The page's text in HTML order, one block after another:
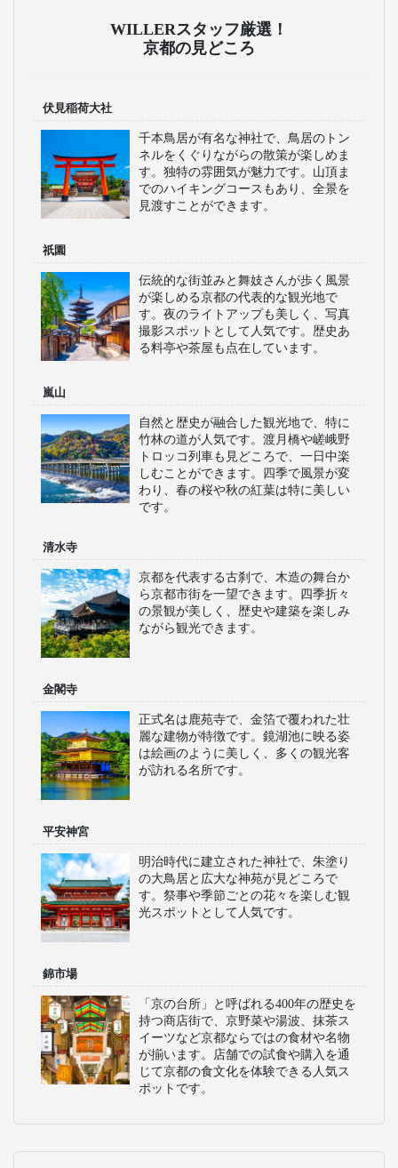
WILLERスタッフ厳選！
京都の見どころ
伏見稲荷大社
千本鳥居が有名な神社で、鳥居のトン
ネルをくぐりながらの散策が楽しめま
す。独特の雰囲気が魅力です。山頂ま
でのハイキングコースもあり、全景を
見渡すことができます。
祇園
伝統的な街並みと舞妓さんが歩く風景
が楽しめる京都の代表的な観光地で
す。夜のライトアップも美しく、写真
撮影スポットとして人気です。歴史あ
る料亭や茶屋も点在しています。
嵐山
自然と歴史が融合した観光地で、特に
竹林の道が人気です。渡月橋や嵯峨野
トロッコ列車も見どころで、一日中楽
しむことができます。四季で風景が変
わり、春の桜や秋の紅葉は特に美しい
です。
清水寺
京都を代表する古刹で、木造の舞台か
ら京都市街を一望できます。四季折々
の景観が美しく、歴史や建築を楽しみ
ながら観光できます。
金閣寺
正式名は鹿苑寺で、金箔で覆われた壮
麗な建物が特徴です。鏡湖池に映る姿
は絵画のように美しく、多くの観光客
が訪れる名所です。
平安神宮
明治時代に建立された神社で、朱塗り
の大鳥居と広大な神苑が見どころで
す。祭事や季節ごとの花々を楽しむ観
光スポットとして人気です。
錦市場
「京の台所」と呼ばれる400年の歴史を
持つ商店街で、京野菜や湯波、抹茶ス
イーツなど京都ならではの食材や名物
が揃います。店舗での試食や購入を通
じて京都の食文化を体験できる人気ス
ポットです。